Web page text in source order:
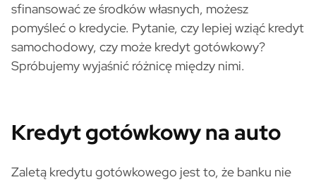
sfinansować ze środków własnych, możesz
pomyśleć o kredycie. Pytanie, czy lepiej wziąć kredyt
samochodowy, czy może kredyt gotówkowy?
Spróbujemy wyjaśnić różnicę między nimi.
Kredyt gotówkowy na auto
Zaletą kredytu gotówkowego jest to, że banku nie